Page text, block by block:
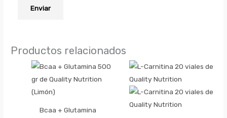
Productos relacionados
Bcaa + Glutamina